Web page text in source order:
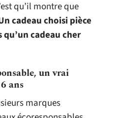
qu’il montre que
cadeau choisi pièce
cadeau cher
un vrai
ans
marques